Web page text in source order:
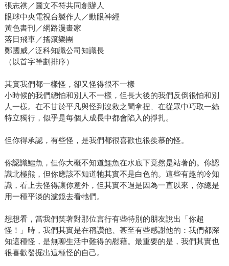
張志祺／圖文不符共同創辦人
眼球中央電視台製作人／動眼神經
黃色書刊／網路漫畫家
落日飛車／搖滾樂團
鄭國威／泛科知識公司知識長
（以首字筆劃排序）
其實我們都一樣怪，卻又怪得很不一樣
小時候的我們總怕和別人不一樣，但長大後的我們反倒很怕和別
人一樣。在不甘於平凡與怪到沒救之間拿捏、在從眾中巧取一絲
特立獨行，似乎是每個人成長中都會陷入的掙扎。
但你得承認，有些怪，是我們都很喜歡也很羨慕的怪。
你認識鱷魚，但你大概不知道鱷魚在水底下竟然是站著的。你認
識北極熊，但你應該不知道牠其實不是白色的。這些有趣的冷知
識，看上去怪得讓你意外，但其實不過是因為一直以來，你總是
用一種平淡的濾鏡去看牠們。
想想看，當我們笑著對那位言行有些特別的朋友說出「你超
怪！」時，我們其實是在稱讚他、甚至有些感謝他的：我們都深
知這種怪，是無聊生活中難得的慰藉。最重要的是，我們其實也
很喜歡發掘出這種怪的自己。